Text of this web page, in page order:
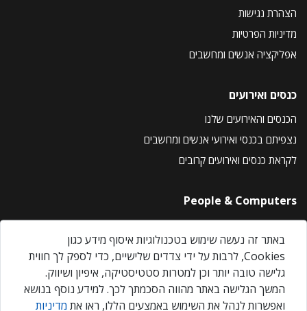
הצהרת נגישות
מדיניות הפרטיות
אפליקציה אנשים ומחשבים
כנסים ואירועים
הכנסים והאירועים שלנו
נצפיתם בכנסי ואירועי אנשים ומחשבים
לקראת כנסים ואירועים קרובים
People & Computers
About Us
Privacy Policy
Contact Us
Our Events
באתר זה נעשה שימוש בטכנולוגיות איסוף מידע כגון
Cookies, לרבות על ידי צדדים שלישיים, כדי לספק לך חווית
גלישה טובה יותר וכן למטרות סטטיסטיקה, איפיון ושיווק.
המשך הגלישה באתר מהווה הסכמתך לכך. למידע נוסף בנושא
ואפשרות לנהל את השימוש באמצעים הללו, ראו את מדיניות